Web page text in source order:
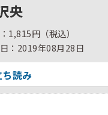
央
1,815円（税込）
：2019年08月28日
ち読み